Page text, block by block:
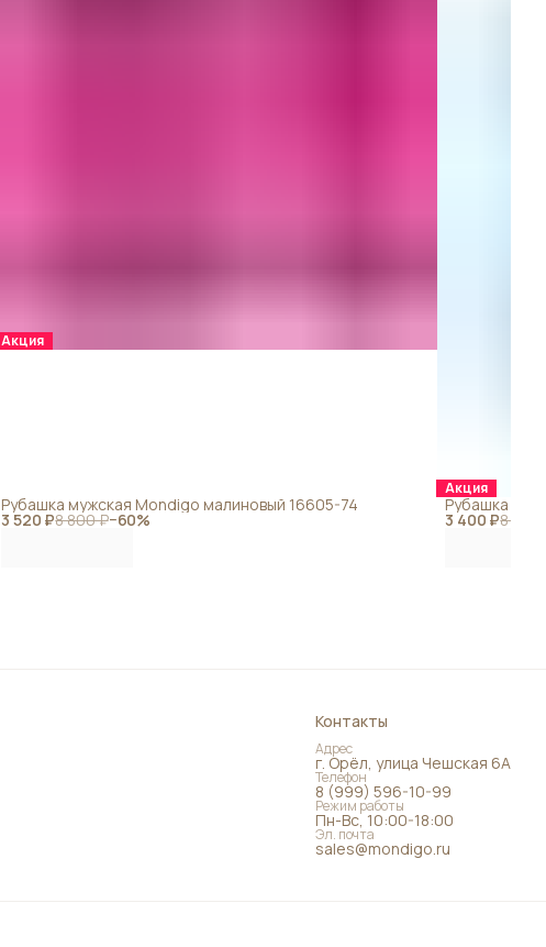
Акция
3 520 ₽8 800 ₽−60%
Рубашка мужская Mondigo малиновый 16605-74
Акция
3 400 ₽8 500
Рубашка
Контакты
Адрес
г. Орёл, улица Чешская 6А
Телефон
8 (999) 596-10-99
Режим работы
Пн-Вс, 10:00-18:00
Эл. почта
sales@mondigo.ru